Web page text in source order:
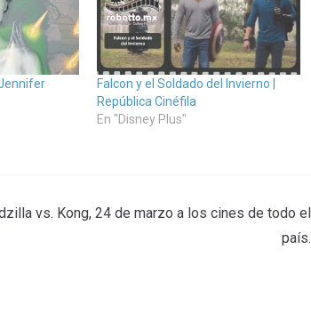
Falcon y el Soldado del Invierno |
República Cinéfila
En "Disney Plus"
vs. Kong, 24 de marzo a los cines de todo el
país.